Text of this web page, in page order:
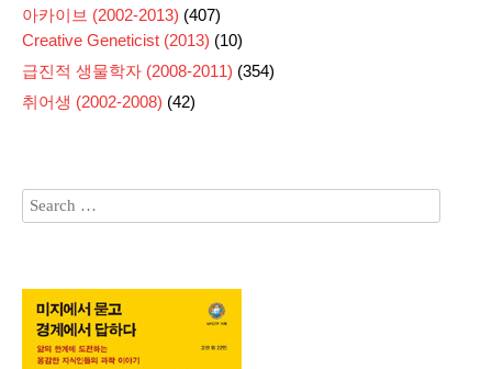
아카이브 (2002-2013) (407)
Creative Geneticist (2013) (10)
급진적 생물학자 (2008-2011) (354)
취어생 (2002-2008) (42)